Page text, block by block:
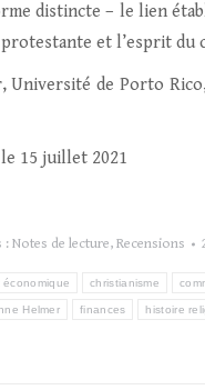
distincte – le lien
et l’esprit du
Université de Porto
15 juillet 2021
: Notes de lecture, Recensions
économique christianisme
Helmer finances histoire